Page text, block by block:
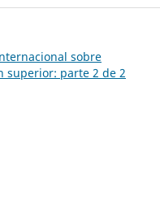
sobre
superior: parte 2 de 2